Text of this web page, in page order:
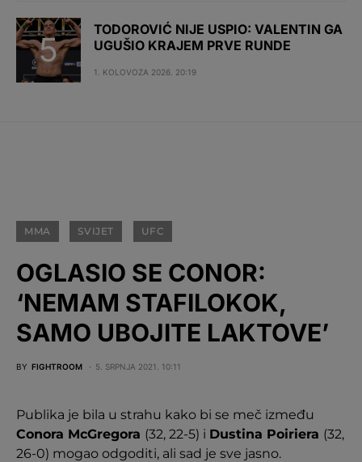
TODOROVIĆ NIJE USPIO: VALENTIN GA
UGUŠIO KRAJEM PRVE RUNDE
1. KOLOVOZA 2026. 20:19
MMA SVIJET UFC
OGLASIO SE CONOR:
‘NEMAM STAFILOKOK,
SAMO UBOJITE LAKTOVE’
BY FIGHTROOM 5. SRPNJA 2021. 10:11
Publika je bila u strahu kako bi se meč između
Conora McGregora (32, 22-5) i Dustina Poiriera (32,
26-0) mogao odgoditi, ali sad je sve jasno.